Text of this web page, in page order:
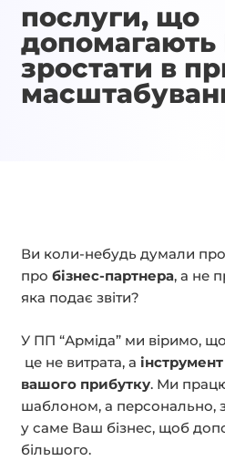
послуги, що
допомагають
зростати в
Ви коли-небудь думали про
пробізнес-партнера, а не
яка подає звіти?
У ПП “Арміда” ми віримо,
це не витрата, а
вашого прибутку. Ми
шаблоном, а персонально,
у саме Ваш бізнес, щоб
більшого.